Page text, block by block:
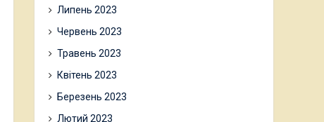
Липень 2023
Червень 2023
Травень 2023
Квітень 2023
Березень 2023
Лютий 2023